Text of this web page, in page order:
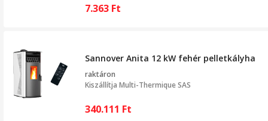
7.363 Ft
Sannover Anita 12 kW fehér pelletkályha
raktáron
Kiszállítja Multi-Thermique SAS
340.111 Ft